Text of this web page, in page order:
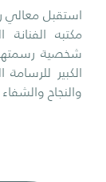
استقبل معالي
مكتبه
شخصية رسمتها
الكبير
والنجاح